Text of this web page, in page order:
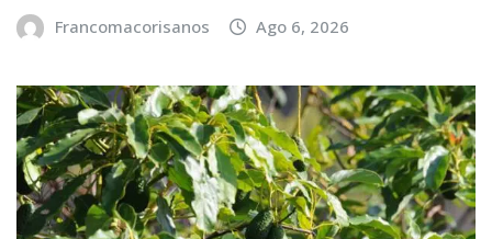
Francomacorisanos Ago 6, 2026